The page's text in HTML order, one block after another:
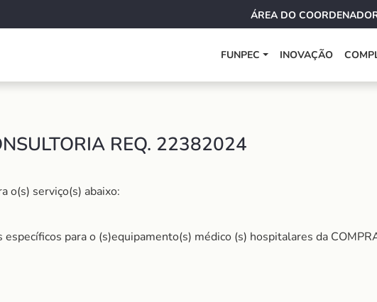
ÁREA DO
FUNPEC INOVAÇÃO
REQ. 22382024
o(s) serviço(s) abaixo:
específicos para o (s)equipamento(s) médico (s) hospitalares da